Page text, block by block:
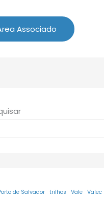
Associado
de Salvador trilhos Vale Valec